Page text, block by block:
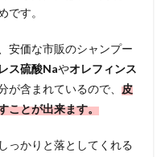
です。
安価な市販のシャンプー
ス硫酸Naやオレフィンス
が含まれているので、 皮
ことが出来ます。
っかりと落としてくれる